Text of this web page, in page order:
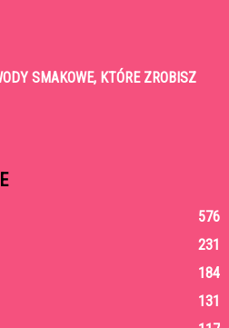
SMAKOWE, KTÓRE ZROBISZ
576
231
184
131